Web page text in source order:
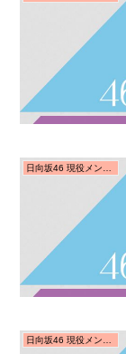
日向坂46 現役メンバー